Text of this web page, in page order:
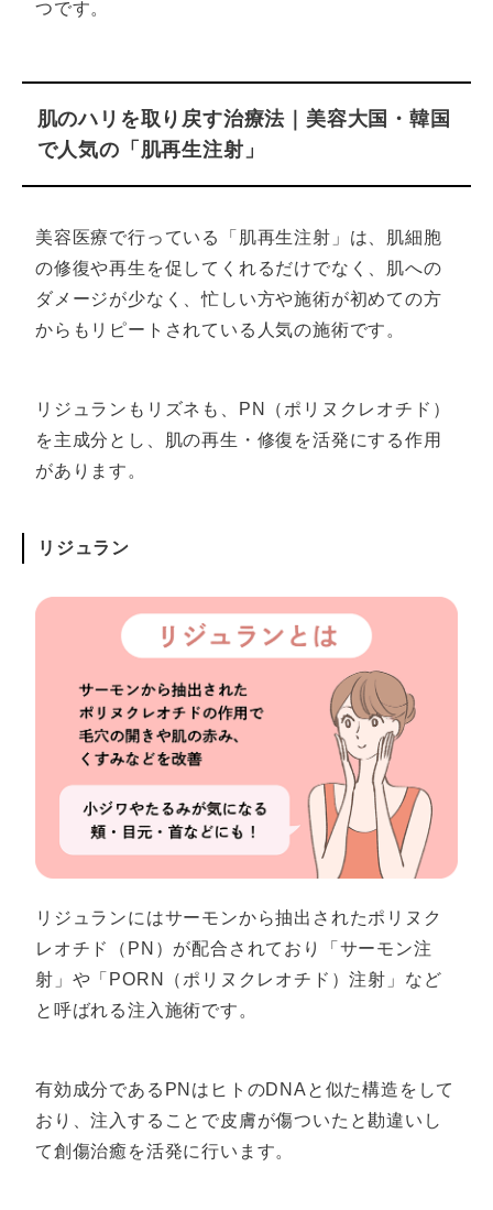
つです。
肌のハリを取り戻す治療法｜美容大国・韓国
で人気の「肌再生注射」
美容医療で行っている「肌再生注射」は、肌細胞
の修復や再生を促してくれるだけでなく、肌への
ダメージが少なく、忙しい方や施術が初めての方
からもリピートされている人気の施術です。
リジュランもリズネも、PN（ポリヌクレオチド）
を主成分とし、肌の再生・修復を活発にする作用
があります。
リジュラン
リジュランにはサーモンから抽出されたポリヌク
レオチド（PN）が配合されており「サーモン注
射」や「PORN（ポリヌクレオチド）注射」など
と呼ばれる注入施術です。
有効成分であるPNはヒトのDNAと似た構造をして
おり、注入することで皮膚が傷ついたと勘違いし
て創傷治癒を活発に行います。